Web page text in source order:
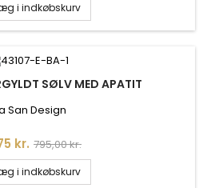
i indkøbskurv
SØLV MED APATIT
San Design
kr. Normalpris
795,00 kr.
i indkøbskurv